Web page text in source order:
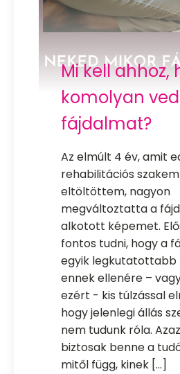
Mi kell ahhoz,
komolyan
fájdalmat?
Az elmúlt 4 év, amit
rehabilitációs
eltöltöttem, nagyon
megváltoztatta a
alkotott képemet.
fontos tudni, hogy a
egyik legkutatottabb
ennek ellenére –
ezért - kis túlzással
hogy jelenlegi állás
nem tudunk róla.
biztosak benne a
mitől függ, kinek […]